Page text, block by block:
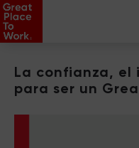
La confianza,
para ser un